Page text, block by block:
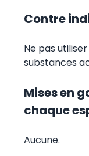
Contre
Ne pas
substances
Mises en
chaque
Aucune.